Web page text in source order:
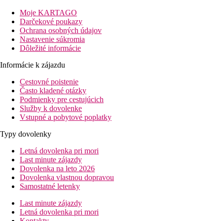
možnosť nákupov, posedení v reštauráciách či baroch a
množstvo možností zábavy. Komplex ponúka 82 priestranných
izieb a 16 apartmánov. Piesočná pláž je od hotela vzdialená 400
metrov.
pláže: 400 m
centrá: 0.4 km
nákupných možností: 400 m
Popis izby
telefón
TV/sat.
kúpeľňa/WC (sušič vlasov k dispozícii na recepcii)
minichladnička
balkón alebo terasa
vyššie uvedené vybavenie)
Dvojlôžková izba, Superior:
Moje KARTAGO
Darčekové poukazy
Ochrana osobných údajov
Nastavenie súkromia
Dôležité informácie
Informácie k zájazdu
Cestovné poistenie
Často kladené otázky
Podmienky pre cestujúcich
Služby k dovolenke
Vstupné a pobytové poplatky
Typy dovolenky
Letná dovolenka pri mori
Last minute zájazdy
Dovolenka na leto 2026
Dovolenka vlastnou dopravou
Samostatné letenky
Last minute zájazdy
Letná dovolenka pri mori